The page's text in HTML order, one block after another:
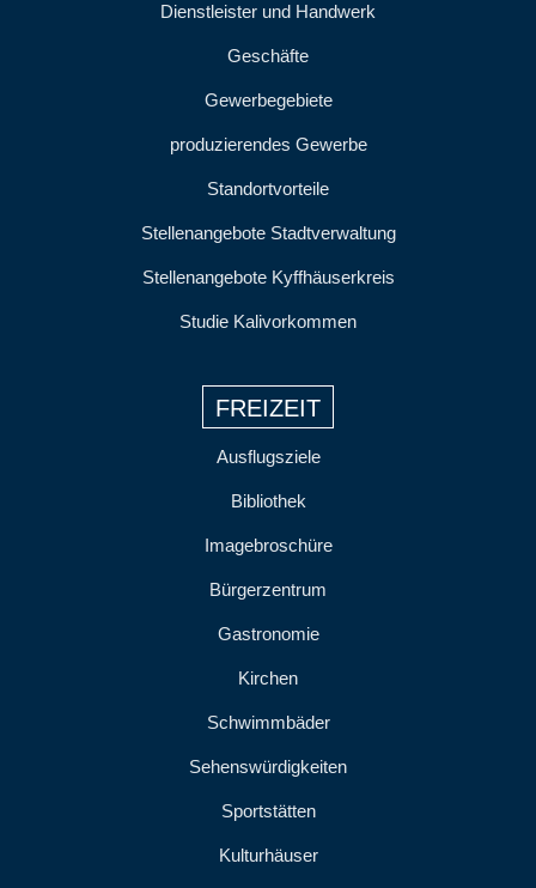
Dienstleister und Handwerk
Geschäfte
Gewerbegebiete
produzierendes Gewerbe
Standortvorteile
Stellenangebote Stadtverwaltung
Stellenangebote Kyffhäuserkreis
Studie Kalivorkommen
FREIZEIT
Ausflugsziele
Bibliothek
Imagebroschüre
Bürgerzentrum
Gastronomie
Kirchen
Schwimmbäder
Sehenswürdigkeiten
Sportstätten
Kulturhäuser